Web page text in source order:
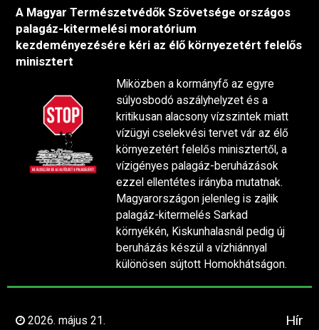
A Magyar Természetvédők Szövetsége országos
palagáz-kitermelési moratórium
kezdeményezésére kéri az élő környezetért felelős
minisztert
Miközben a kormányfő az egyre
súlyosbodó aszályhelyzet és a
kritikusan alacsony vízszintek miatt
vízügyi cselekvési tervet vár az élő
környezetért felelős minisztertől, a
vízigényes palagáz-beruházások
ezzel ellentétes irányba mutatnak.
Magyarországon jelenleg is zajlik
palagáz-kitermelés Sarkad
környékén, Kiskunhalasnál pedig új
beruházás készül a vízhiánnyal
különösen sújtott Homokhátságon.
2026. május 21. Hír